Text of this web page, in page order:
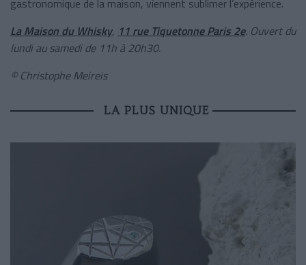
gastronomique de la maison, viennent sublimer l’expérience.
La Maison du Whisky, 11 rue Tiquetonne Paris 2e. Ouvert du
lundi au samedi de 11h à 20h30.
© Christophe Meireis
LA PLUS UNIQUE